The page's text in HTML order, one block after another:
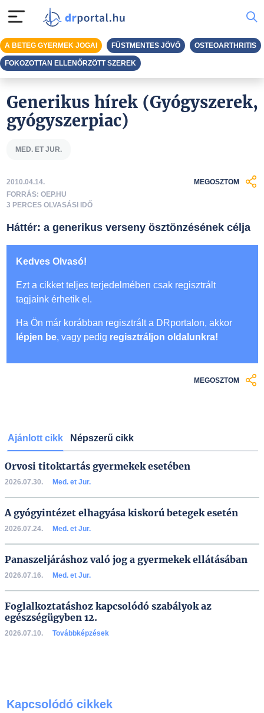
Generikus hírek (Gyógyszerek,
gyógyszerpiac)
MED. ET JUR.
2010.04.14.
FORRÁS: OEP.HU
3 PERCES OLVASÁSI IDŐ
MEGOSZTOM
Háttér: a generikus verseny ösztönzésének célja
Kedves Olvasó!
Ezt a cikket teljes terjedelmében csak regisztrált
tagjaink érhetik el.
Ha Ön már korábban regisztrált a DRportalon, akkor
lépjen be, vagy pedig regisztráljon oldalunkra!
MEGOSZTOM
Ajánlott cikk Népszerű cikk
Orvosi titoktartás gyermekek esetében
2026.07.30. Med. et Jur.
A gyógyintézet elhagyása kiskorú betegek esetén
2026.07.24. Med. et Jur.
Panaszeljáráshoz való jog a gyermekek ellátásában
2026.07.16. Med. et Jur.
Foglalkoztatáshoz kapcsolódó szabályok az
egészségügyben 12.
2026.07.10. Továbbképzések
Kapcsolódó cikkek
A BETEG GYERMEK JOGAI FÜSTMENTES JÖVŐ OSTEOARTHRITIS
FOKOZOTTAN ELLENŐRZÖTT SZEREK